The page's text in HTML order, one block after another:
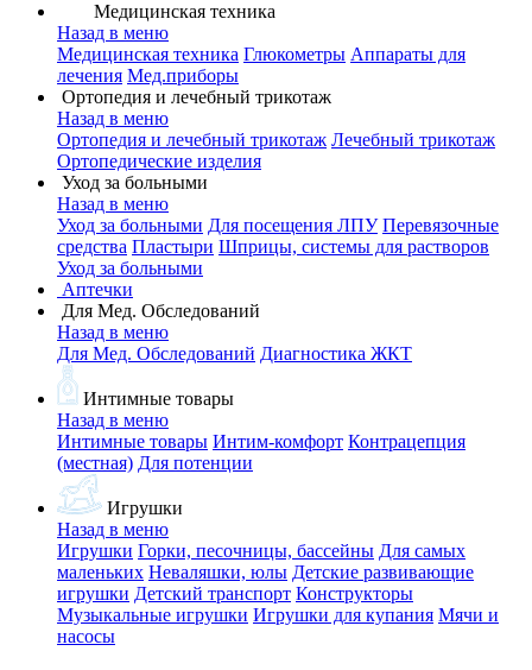
Медицинская техника
Назад в меню
Медицинская техника Глюкометры Аппараты для
лечения Мед.приборы
Ортопедия и лечебный трикотаж
Назад в меню
Ортопедия и лечебный трикотаж Лечебный трикотаж
Ортопедические изделия
Уход за больными
Назад в меню
Уход за больными Для посещения ЛПУ Перевязочные
средства Пластыри Шприцы, системы для растворов
Уход за больными
Аптечки
Для Мед. Обследований
Назад в меню
Для Мед. Обследований Диагностика ЖКТ
Интимные товары
Назад в меню
Интимные товары Интим-комфорт Контрацепция
(местная) Для потенции
Игрушки
Назад в меню
Игрушки Горки, песочницы, бассейны Для самых
маленьких Неваляшки, юлы Детские развивающие
игрушки Детский транспорт Конструкторы
Музыкальные игрушки Игрушки для купания Мячи и
насосы